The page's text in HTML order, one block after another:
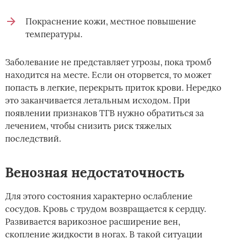
Покраснение кожи, местное повышение
температуры.
Заболевание не представляет угрозы, пока тромб
находится на месте. Если он оторвется, то может
попасть в легкие, перекрыть приток крови. Нередко
это заканчивается летальным исходом. При
появлении признаков ТГВ нужно обратиться за
лечением, чтобы снизить риск тяжелых
последствий.
Венозная недостаточность
Для этого состояния характерно ослабление
сосудов. Кровь с трудом возвращается к сердцу.
Развивается варикозное расширение вен,
скопление жидкости в ногах. В такой ситуации